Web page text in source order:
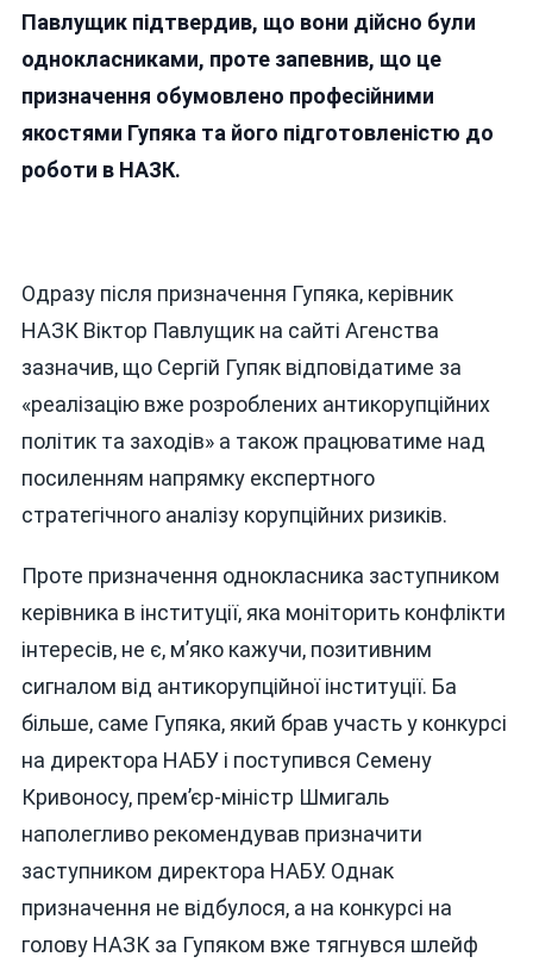
Павлущик підтвердив, що вони дійсно були
однокласниками, проте запевнив, що це
призначення обумовлено професійними
якостями Гупяка та його підготовленістю до
роботи в НАЗК.
Одразу після призначення Гупяка, керівник
НАЗК Віктор Павлущик на сайті Агенства
зазначив, що Сергій Гупяк відповідатиме за
«реалізацію вже розроблених антикорупційних
політик та заходів» а також працюватиме над
посиленням напрямку експертного
стратегічного аналізу корупційних ризиків.
Проте призначення однокласника заступником
керівника в інституції, яка моніторить конфлікти
інтересів, не є, м’яко кажучи, позитивним
сигналом від антикорупційної інституції. Ба
більше, саме Гупяка, який брав участь у конкурсі
на директора НАБУ і поступився Семену
Кривоносу, прем’єр-міністр Шмигаль
наполегливо рекомендував призначити
заступником директора НАБУ. Однак
призначення не відбулося, а на конкурсі на
голову НАЗК за Гупяком вже тягнувся шлейф